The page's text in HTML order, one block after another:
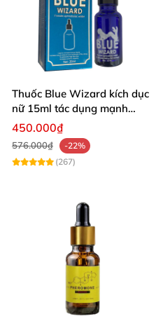
Thuốc Blue Wizard kích dục
nữ 15ml tác dụng mạnh
chính hãng
450.000₫
576.000₫
-22%
(267)